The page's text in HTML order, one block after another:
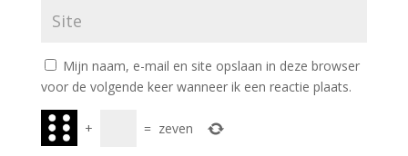
Mijn naam, e-mail en site opslaan in deze browser
voor de volgende keer wanneer ik een reactie plaats.
+ = zeven